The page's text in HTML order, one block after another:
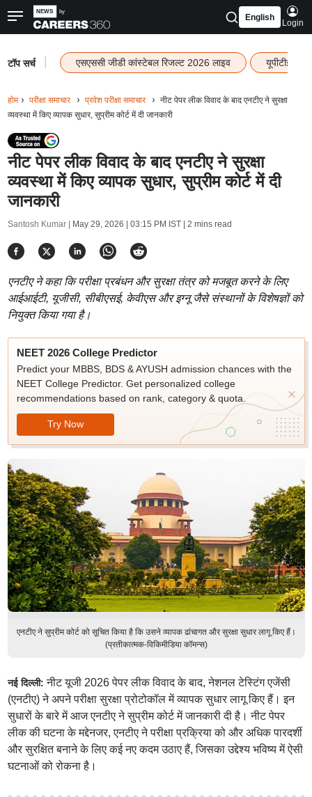
English
Login
टॉप सर्च एसएससी जीडी कांस्टेबल रिजल्ट 2026 लाइव यूपीटीईटी
होम परीक्षा समाचार प्रवेश परीक्षा समाचार
नीट पेपर लीक विवाद के बाद एनटीए ने सुरक्षा
व्यवस्था में किए व्यापक सुधार, सुप्रीम कोर्ट में दी जानकारी
नीट पेपर लीक विवाद के बाद एनटीए ने सुरक्षा
व्यवस्था में किए व्यापक सुधार, सुप्रीम कोर्ट में दी
जानकारी
Santosh Kumar | May 29, 2026 | 03:15 PM IST| 2 mins read
एनटीए ने कहा कि परीक्षा प्रबंधन और सुरक्षा तंत्र को मजबूत करने के लिए
आईआईटी, यूजीसी, सीबीएसई, केवीएस और इग्नू जैसे संस्थानों के विशेषज्ञों को
नियुक्त किया गया है।
NEET 2026 College Predictor
Predict your MBBS, BDS & AYUSH admission chances with the
NEET College Predictor. Get personalized college
recommendations based on rank, category & quota.
Try Now
एनटीए ने सुप्रीम कोर्ट को सूचित किया है कि उसने व्यापक ढांचागत और सुरक्षा सुधार लागू किए हैं।
(प्रतीकात्मक-विकिमीडिया कॉमन्स)
नई दिल्ली: नीट यूजी 2026 पेपर लीक विवाद के बाद, नेशनल टेस्टिंग एजेंसी
(एनटीए) ने अपने परीक्षा सुरक्षा प्रोटोकॉल में व्यापक सुधार लागू किए हैं। इन
सुधारों के बारे में आज एनटीए ने सुप्रीम कोर्ट में जानकारी दी है। नीट पेपर
लीक की घटना के मद्देनजर, एनटीए ने परीक्षा प्रक्रिया को और अधिक पारदर्शी
और सुरक्षित बनाने के लिए कई नए कदम उठाए हैं, जिसका उद्देश्य भविष्य में ऐसी
घटनाओं को रोकना है।